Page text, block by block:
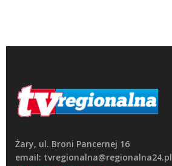
Żary, ul. Broni Pancernej 16
email: tvregionalna@regionalna24.pl